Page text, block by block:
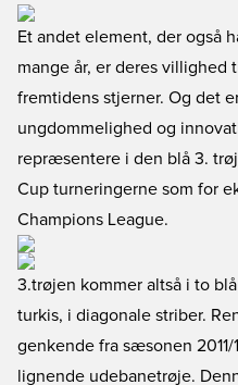
Et andet element, der også
mange år, er deres villighed
fremtidens stjerner. Og det
ungdommelighed og
repræsentere i den blå 3.
Cup turneringerne som for
Champions League.
3.trøjen kommer altså i to
turkis, i diagonale striber.
genkende fra sæsonen
lignende udebanetrøje.